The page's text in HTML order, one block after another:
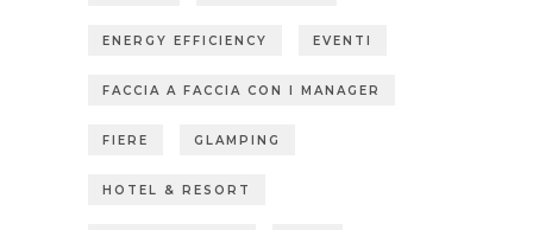
ENERGY EFFICIENCY EVENTI
FACCIA A FACCIA CON I MANAGER
FIERE GLAMPING
HOTEL & RESORT